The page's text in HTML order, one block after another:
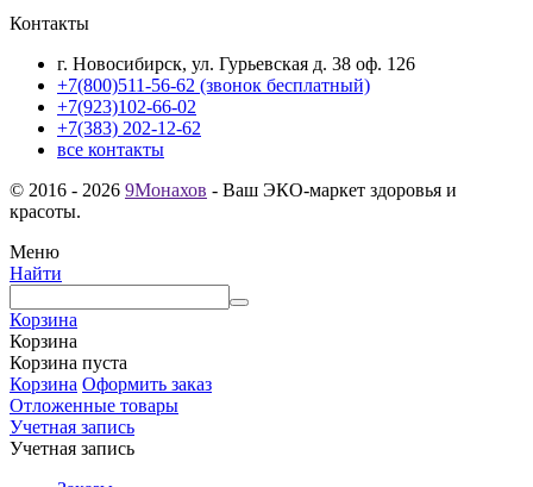
Контакты
г. Новосибирск, ул. Гурьевская д. 38 оф. 126
+7(800)511-56-62 (звонок бесплатный)
+7(923)102-66-02
+7(383) 202-12-62
все контакты
© 2016 - 2026 9Монахов - Ваш ЭКО-маркет здоровья и
красоты.
Меню
Найти
Корзина
Корзина
Корзина пуста
Корзина Оформить заказ
Отложенные товары
Учетная запись
Учетная запись